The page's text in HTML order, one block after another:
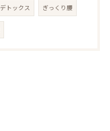
デトックス ぎっくり腰